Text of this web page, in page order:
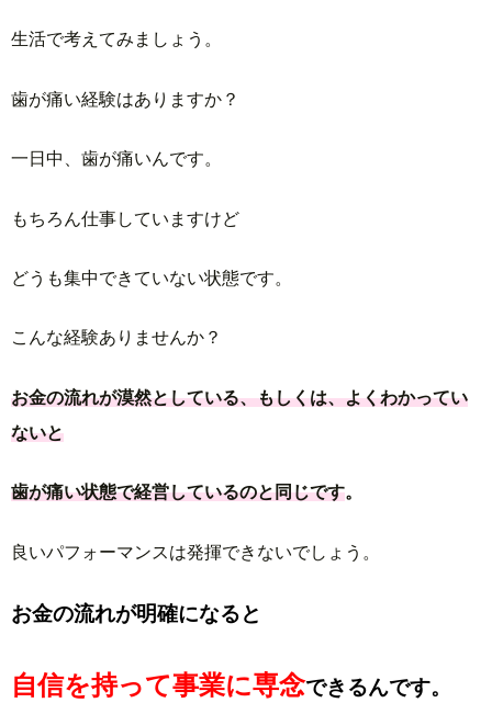
生活で考えてみましょう。
歯が痛い経験はありますか？
一日中、歯が痛いんです。
もちろん仕事していますけど
どうも集中できていない状態です。
こんな経験ありませんか？
お金の流れが漠然としている、もしくは、よくわかってい
ないと
歯が痛い状態で経営しているのと同じです。
良いパフォーマンスは発揮できないでしょう。
お金の流れが明確になると
自信を持って事業に専念できるんです。